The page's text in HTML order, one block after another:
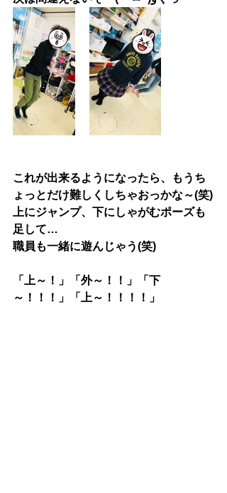
これが出来るようになったら、もうち
ょっとだけ難しくしちゃおっかな～(笑)
上にジャンプ、下にしゃがむポーズも
足して…
職員も一緒に遊んじゃう(笑)
「上～！」「外～！！」「下
～！！！」「上～！！！！」